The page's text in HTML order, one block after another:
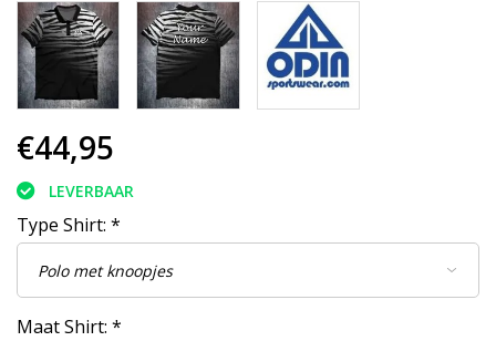
€44,95
LEVERBAAR
Type Shirt: *
Maat Shirt: *